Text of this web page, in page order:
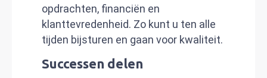
opdrachten, financiën en
klanttevredenheid. Zo kunt u ten alle
tijden bijsturen en gaan voor kwaliteit.
Successen delen